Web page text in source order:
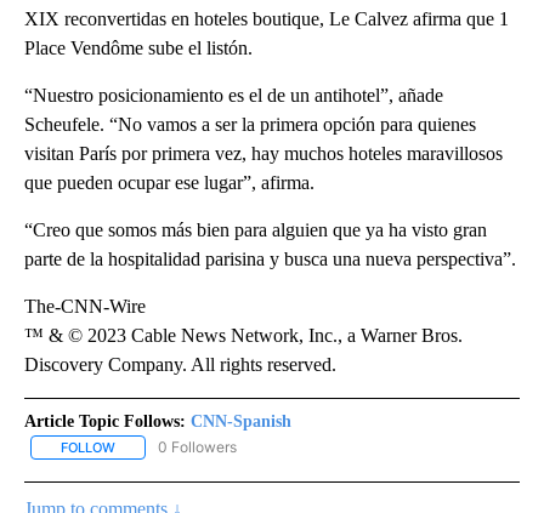
XIX reconvertidas en hoteles boutique, Le Calvez afirma que 1
Place Vendôme sube el listón.
“Nuestro posicionamiento es el de un antihotel”, añade
Scheufele. “No vamos a ser la primera opción para quienes
visitan París por primera vez, hay muchos hoteles maravillosos
que pueden ocupar ese lugar”, afirma.
“Creo que somos más bien para alguien que ya ha visto gran
parte de la hospitalidad parisina y busca una nueva perspectiva”.
The-CNN-Wire
™ & © 2023 Cable News Network, Inc., a Warner Bros.
Discovery Company. All rights reserved.
Article Topic Follows: CNN-Spanish
FOLLOW FOLLOW "CNN-SPANISH" TO RECEIVE NOTIFICATIONS ABOUT
0 Followers
Jump to comments ↓